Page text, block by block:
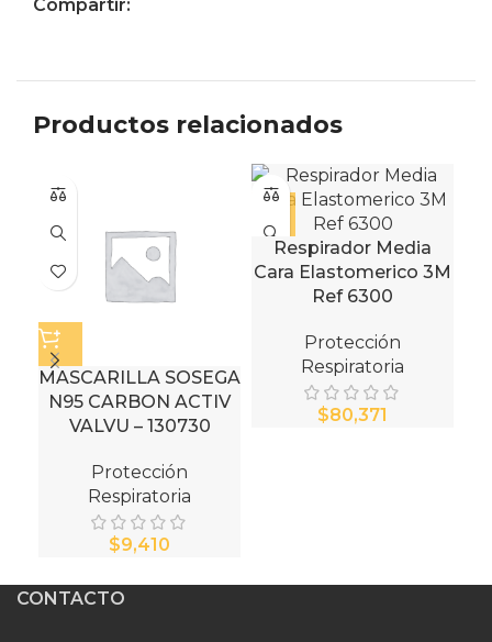
Compartir:
Productos relacionados
MASCARILLA SOSEGA
N95 CARBON ACTIV
VALVU – 130730
Protección
Respiratoria
$
Respirador Media
Cara Elastomerico 3M
Ref 6300
Protección
Respiratoria
$
CONTACTO